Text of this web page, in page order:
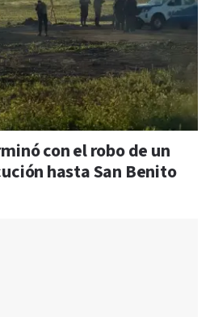
con el robo de un
hasta San Benito